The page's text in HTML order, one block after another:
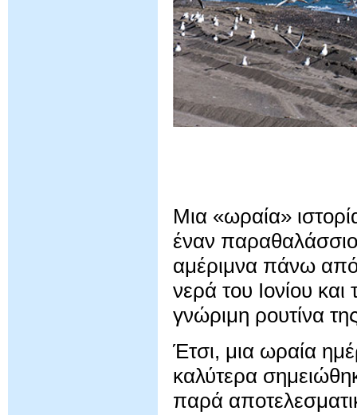
Μια «ωραία»
έναν
αμέριμνα πάνω από
νερά του Ιονίου
γνώριμη ρουτίνα
Έτσι, μια ωραία
καλύτερα
παρά